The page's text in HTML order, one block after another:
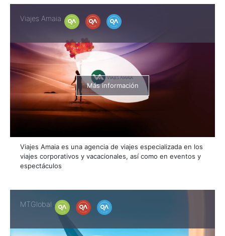
Viajes Amaia
Más información
Viajes Amaia es una agencia de viajes especializada en los
viajes corporativos y vacacionales, así como en eventos y
espectáculos
MTGlobal